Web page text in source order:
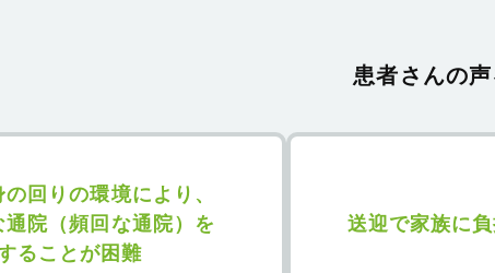
患者さんの
回りの環境により、
通院（頻回な通院）を
ることが困難
送迎で家族に